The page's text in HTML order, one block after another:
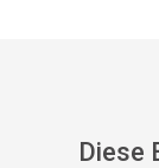
Diese